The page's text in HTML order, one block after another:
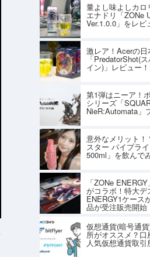
量よし味よしカ
エナドリ「ZONe
Ver.1.0.0」をレビ
激レア！Acerの日
「PredatorShot(
イン)」レビュー！
第1弾はニーア！
シリーズ「
NieR:Automata」
意外なメリット！
スター パイプラ
500ml」を飲んで
「ZONe
がコラボ！特大デ
ENERGY1ケース
品が受注販売開始
仮想通貨(暗号通
所がオススメ？
人気仮想通貨取引